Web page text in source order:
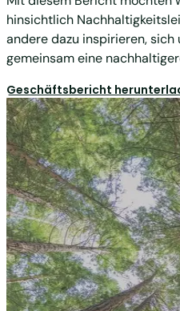
hinsichtlich
andere dazu inspirieren, sich
gemeinsam eine
Geschäftsbericht